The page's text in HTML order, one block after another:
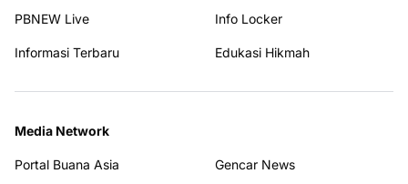
PBNEW Live Info Locker
Informasi Terbaru Edukasi Hikmah
Media Network
Portal Buana Asia Gencar News